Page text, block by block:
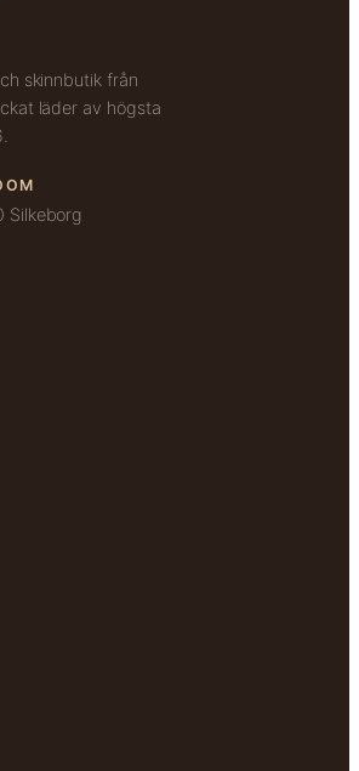
skinnbutik från
läder av högsta
Silkeborg